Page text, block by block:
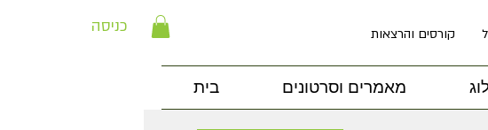
כניסה קורסים והרצאות
בית מאמרים וסרטונים